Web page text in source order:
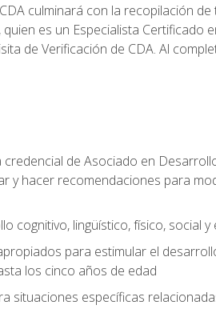
culminará con la recopilación
es un Especialista Certificado
de Verificación de CDA. Al
de Asociado en
y hacer recomendaciones para
cognitivo, lingüístico, físico, social y
para estimular el
los cinco años de edad
situaciones específicas